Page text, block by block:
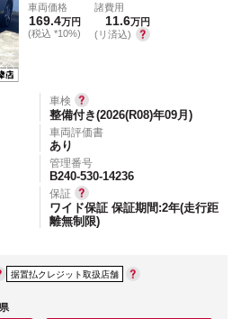
車両価格
169.4万円
(税込 *10%)
諸費用
11.6万円
(リ済込)
車検
整備付き(2026(R08)年09月)
車両評価書
あり
管理番号
B240-530-14236
保証
ワイド保証 保証期間:2年(走行距
離無制限)
据置払クレジット取扱店舗